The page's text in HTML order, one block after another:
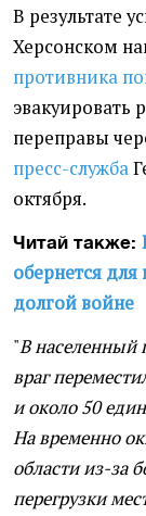
В результате
Херсонском
противника
эвакуировать
переправы
пресс-служба
октября.
Читай также:
обернется для
долгой войне
"В населенный
враг
и около 50
На временно
области из-за
перегрузки